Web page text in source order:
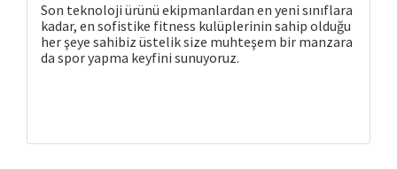
Son teknoloji ürünü ekipmanlardan en yeni sınıflara
kadar, en sofistike fitness kulüplerinin sahip olduğu
her şeye sahibiz üstelik size muhteşem bir manzara
da spor yapma keyfini sunuyoruz.